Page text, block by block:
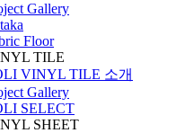
Gallery
Floor
TILE
VINYL TILE 소개
Gallery
SELECT
SHEET